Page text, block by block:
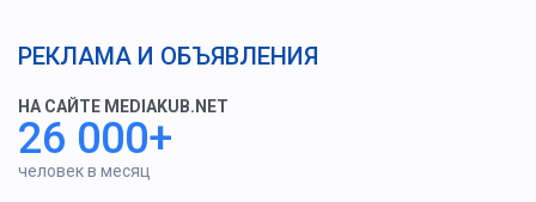
РЕКЛАМА И ОБЪЯВЛЕНИЯ
НА САЙТЕ MEDIAKUB.NET
26 000+
человек в месяц